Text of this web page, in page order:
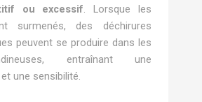
ou excessif. Lorsque les
surmenés, des déchirures
peuvent se produire dans les
entraînant une
une sensibilité.